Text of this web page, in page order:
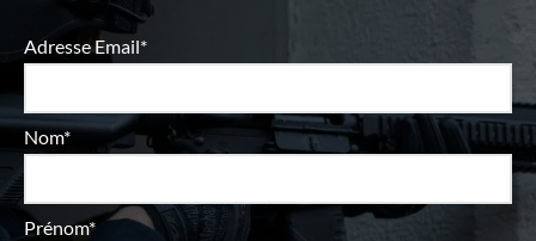
Adresse Email*
Nom*
Prénom*